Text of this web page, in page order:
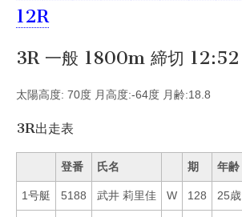
12R
3R 一般 1800m 締切 12:52
太陽高度: 70度 月高度:-64度 月齢:18.8
3R出走表
登番 氏名 期 年齢
1号艇 5188 武井 莉里佳 W 128 25歳